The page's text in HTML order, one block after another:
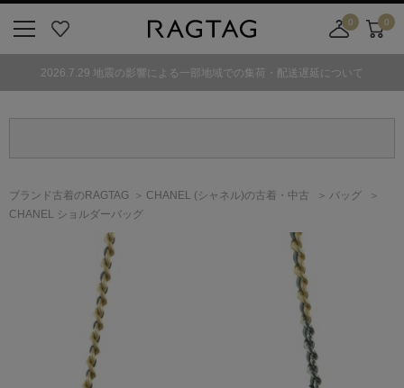
気
0
舗
カ
ト
0
2026.7.29 地震の影響による一部地域での集荷・配送遅延について
ブランド古着のRAGTAG CHANEL (シャネル)の古着・中古
バッグ
CHANEL ショルダーバッグ